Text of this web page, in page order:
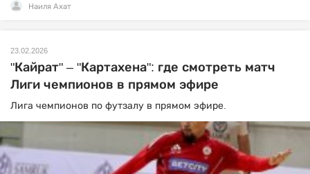
Наиля Ахат
23.02.2026
"Кайрат" – "Картахена": где смотреть матч
Лиги чемпионов в прямом эфире
Лига чемпионов по футзалу в прямом эфире.